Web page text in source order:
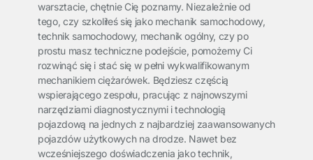
warsztacie, chętnie Cię poznamy. Niezależnie od
tego, czy szkoliłeś się jako mechanik samochodowy,
technik samochodowy, mechanik ogólny, czy po
prostu masz techniczne podejście, pomożemy Ci
rozwinąć się i stać się w pełni wykwalifikowanym
mechanikiem ciężarówek. Będziesz częścią
wspierającego zespołu, pracując z najnowszymi
narzędziami diagnostycznymi i technologią
pojazdową na jednych z najbardziej zaawansowanych
pojazdów użytkowych na drodze. Nawet bez
wcześniejszego doświadczenia jako technik,